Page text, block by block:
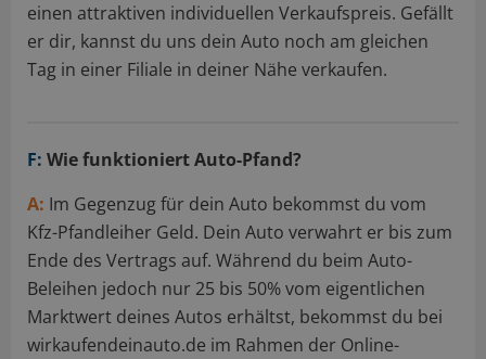
einen attraktiven individuellen Verkaufspreis. Gefällt
er dir, kannst du uns dein Auto noch am gleichen
Tag in einer Filiale in deiner Nähe verkaufen.
F: Wie funktioniert Auto-Pfand?
A: Im Gegenzug für dein Auto bekommst du vom
Kfz-Pfandleiher Geld. Dein Auto verwahrt er bis zum
Ende des Vertrags auf. Während du beim Auto-
Beleihen jedoch nur 25 bis 50% vom eigentlichen
Marktwert deines Autos erhältst, bekommst du bei
wirkaufendeinauto.de im Rahmen der Online-